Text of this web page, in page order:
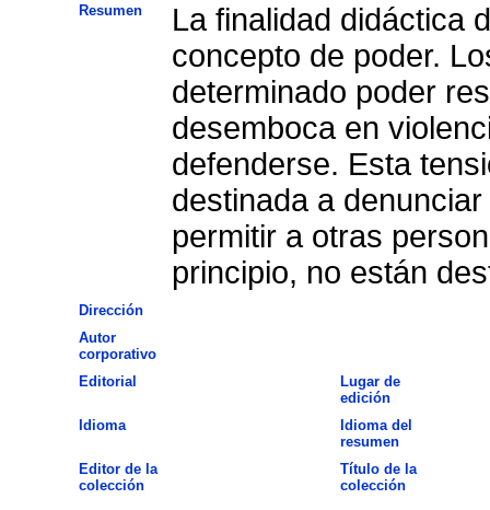
Resumen
La finalidad didáctica
concepto de poder.
determinado poder
desemboca en
defenderse. Esta
destinada a
permitir a otras
principio, no están
Dirección
Autor
corporativo
Editorial
Lugar de
edición
Idioma
Idioma del
resumen
Editor de la
colección
Título de la
colección